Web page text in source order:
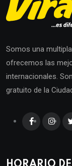
Somos una
ofrecemos las
internacionales.
gratuito de la